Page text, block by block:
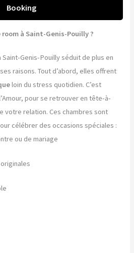
Booking
à Saint-Genis-Pouilly ?
Genis-Pouilly séduit de plus en
raisons. Tout d’abord, elles offrent
loin du stress quotidien. C’est
pour se retrouver en tête-à-
votre relation. Ces chambres sont
célébrer des occasions spéciales :
ou de mariage